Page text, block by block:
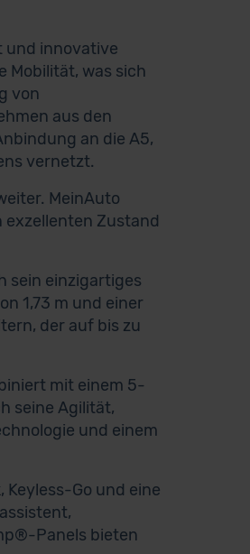
und innovative
Mobilität, was sich
von
aus den
an die A5,
vernetzt.
MeinAuto
Zustand
sein einzigartiges
1,73 m und einer
der auf bis zu
mit einem 5-
seine Agilität,
und einem
Go und eine
Panels bieten